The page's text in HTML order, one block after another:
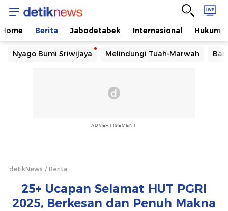
Home Berita Jabodetabek Internasional Hukum
Nyago Bumi Sriwijaya Melindungi Tuah-Marwah
ADVERTISEMENT
detikNews Berita
25+ Ucapan Selamat HUT PGRI
2025, Berkesan dan Penuh Makna